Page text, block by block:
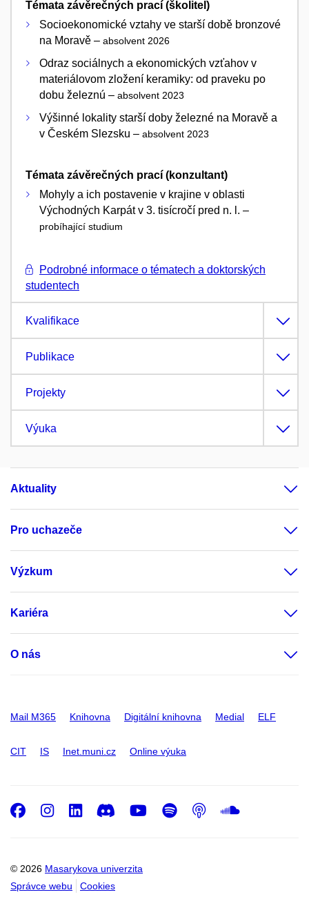
Témata závěrečných prací (školitel)
Socioekonomické vztahy ve starší době bronzové
na Moravě – absolvent 2026
Odraz sociálnych a ekonomických vzťahov v
materiálovom zložení keramiky: od praveku po
dobu železnú – absolvent 2023
Výšinné lokality starší doby železné na Moravě a
v Českém Slezsku – absolvent 2023
Témata závěrečných prací (konzultant)
Mohyly a ich postavenie v krajine v oblasti
Východných Karpát v 3. tisícročí pred n. l. –
probíhající studium
Podrobné informace o tématech a doktorských
studentech
Kvalifikace
Publikace
Projekty
Výuka
Aktuality
Pro uchazeče
Výzkum
Kariéra
O nás
Mail M365 Knihovna Digitální knihovna Medial ELF
CIT IS Inet.muni.cz Online výuka
© 2026 Masarykova univerzita
Správce webu
Cookies
Facebook
Instagram
LinkedIn
DiscordYoutube
Spotify
Podcast